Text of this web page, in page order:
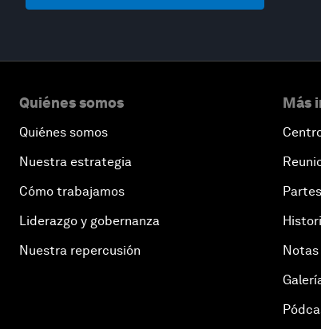
Quiénes somos
Quiénes somos
Nuestra estrategia
Cómo trabajamos
Liderazgo y gobernanza
Nuestra repercusión
Más